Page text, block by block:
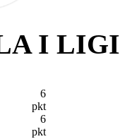
I LIGI
6
pkt
6
pkt